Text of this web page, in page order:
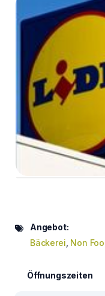
Angebot:
Bäckerei Non
Öffnungszeiten